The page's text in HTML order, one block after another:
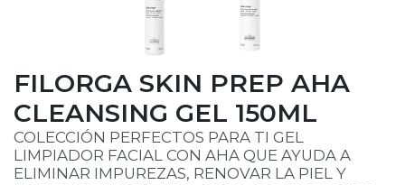
FILORGA SKIN PREP AHA
CLEANSING GEL 150ML
COLECCIÓN PERFECTOS PARA TI GEL
LIMPIADOR FACIAL CON AHA QUE AYUDA A
ELIMINAR IMPUREZAS, RENOVAR LA PIEL Y